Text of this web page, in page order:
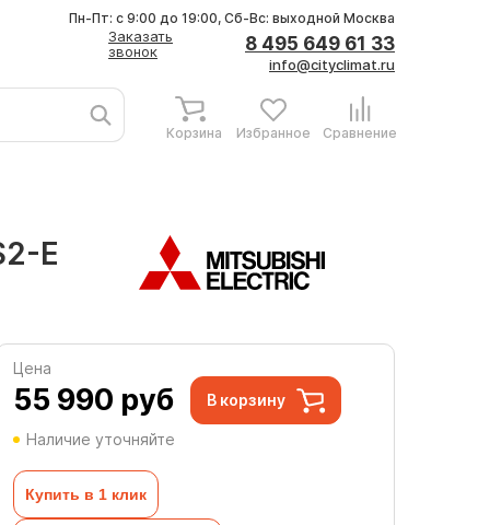
Заказать
звонок
8 495 649 61 33
info@cityclimat.ru
Пн-Пт: с 9:00 до 19:00, Сб-Вс: выходной Москва
Корзина Избранное Сравнение
E
Цена
55 990 руб В корзину
Наличие уточняйте
Купить в 1 клик